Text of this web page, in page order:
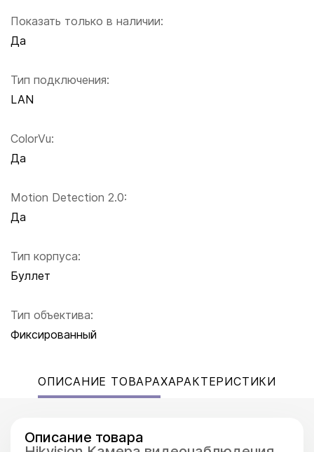
Показать только в наличии:
Да
Тип подключения:
LAN
ColorVu:
Да
Motion Detection 2.0:
Да
Тип корпуса:
Буллет
Тип объектива:
Фиксированный
ОПИСАНИЕ ТОВАРАХАРАКТЕРИСТИКИ
Описание товара